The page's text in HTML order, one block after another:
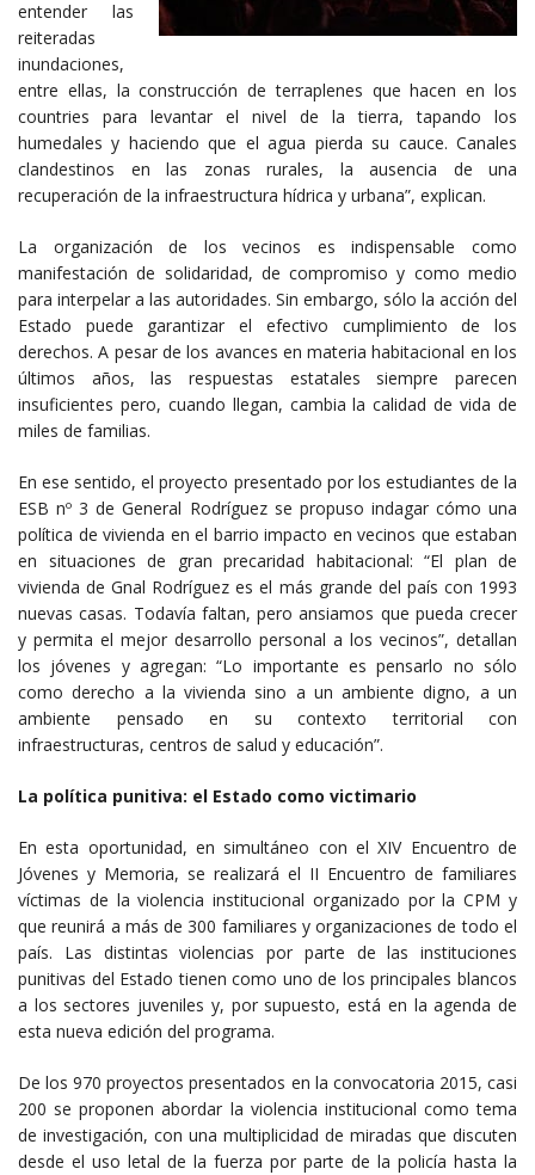
entender las
reiteradas
inundaciones,
entre ellas, la construcción de terraplenes que hacen en los
countries para levantar el nivel de la tierra, tapando los
humedales y haciendo que el agua pierda su cauce. Canales
clandestinos en las zonas rurales, la ausencia de una
recuperación de la infraestructura hídrica y urbana”, explican.
La organización de los vecinos es indispensable como
manifestación de solidaridad, de compromiso y como medio
para interpelar a las autoridades. Sin embargo, sólo la acción del
Estado puede garantizar el efectivo cumplimiento de los
derechos. A pesar de los avances en materia habitacional en los
últimos años, las respuestas estatales siempre parecen
insuficientes pero, cuando llegan, cambia la calidad de vida de
miles de familias.
En ese sentido, el proyecto presentado por los estudiantes de la
ESB nº 3 de General Rodríguez se propuso indagar cómo una
política de vivienda en el barrio impacto en vecinos que estaban
en situaciones de gran precaridad habitacional: “El plan de
vivienda de Gnal Rodríguez es el más grande del país con 1993
nuevas casas. Todavía faltan, pero ansiamos que pueda crecer
y permita el mejor desarrollo personal a los vecinos”, detallan
los jóvenes y agregan: “Lo importante es pensarlo no sólo
como derecho a la vivienda sino a un ambiente digno, a un
ambiente pensado en su contexto territorial con
infraestructuras, centros de salud y educación”.
La política punitiva: el Estado como victimario
En esta oportunidad, en simultáneo con el XIV Encuentro de
Jóvenes y Memoria, se realizará el II Encuentro de familiares
víctimas de la violencia institucional organizado por la CPM y
que reunirá a más de 300 familiares y organizaciones de todo el
país. Las distintas violencias por parte de las instituciones
punitivas del Estado tienen como uno de los principales blancos
a los sectores juveniles y, por supuesto, está en la agenda de
esta nueva edición del programa.
De los 970 proyectos presentados en la convocatoria 2015, casi
200 se proponen abordar la violencia institucional como tema
de investigación, con una multiplicidad de miradas que discuten
desde el uso letal de la fuerza por parte de la policía hasta la